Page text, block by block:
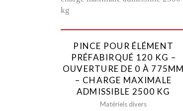
PINCE POUR ÉLÉMENT
PRÉFABIRQUÉ 120 KG –
OUVERTURE DE 0 À 775MM
– CHARGE MAXIMALE
ADMISSIBLE 2500 KG
Matériels divers